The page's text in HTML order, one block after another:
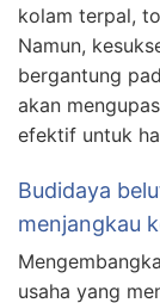
kolam terpal,
Namun,
bergantung
akan
efektif untuk
Budidaya
menjangkau
usaha yang